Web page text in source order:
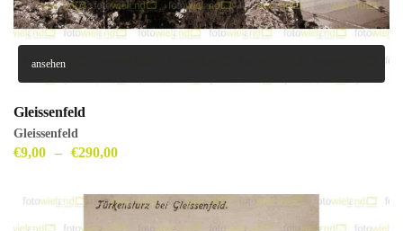
ansehen
Gleissenfeld
Gleissenfeld
€9,00 – €290,00